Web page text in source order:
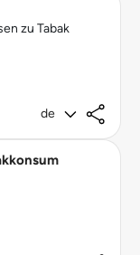
zu Tabak
de